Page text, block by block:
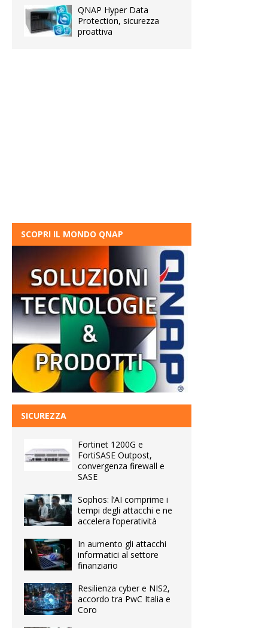
QNAP Hyper Data
Protection, sicurezza
proattiva
SCOPRI IL MONDO QNAP
SICUREZZA
Fortinet 1200G e
FortiSASE Outpost,
convergenza firewall e
SASE
Sophos: l’AI comprime i
tempi degli attacchi e ne
accelera l’operatività
In aumento gli attacchi
informatici al settore
finanziario
Resilienza cyber e NIS2,
accordo tra PwC Italia e
Coro